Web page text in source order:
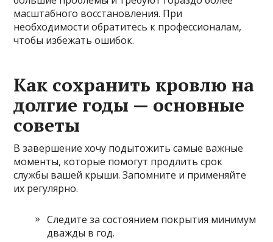
масштабного восстановления. При
необходимости обратитесь к профессионалам,
чтобы избежать ошибок.
Как сохранить кровлю на
долгие годы — основные
советы
В завершение хочу подытожить самые важные
моменты, которые помогут продлить срок
службы вашей крыши. Запомните и применяйте
их регулярно.
Следите за состоянием покрытия минимум
дважды в год.